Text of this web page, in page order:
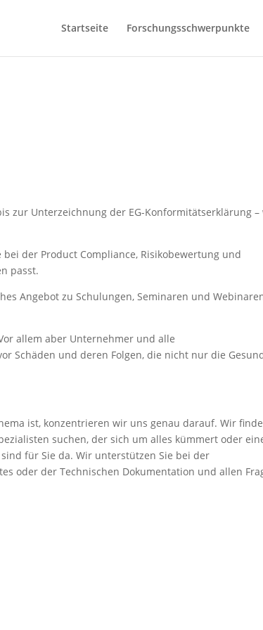
Startseite Forschungsschwerpunkte
zur Unterzeichnung der EG-Konformitätserklärung –
bei der Product Compliance, Risikobewertung und
passt.
Angebot zu Schulungen, Seminaren und
allem aber Unternehmer und alle
Schäden und deren Folgen, die nicht nur die
ist, konzentrieren wir uns genau darauf. Wir
suchen, der sich um alles kümmert oder
für Sie da. Wir unterstützen Sie bei der
oder der Technischen Dokumentation und allen